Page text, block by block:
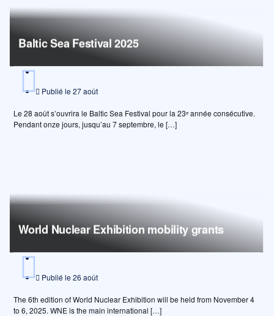
Baltic Sea Festival 2025
Publié le 27 août
Le 28 août s’ouvrira le Baltic Sea Festival pour la 23ᵉ année consécutive.
Pendant onze jours, jusqu’au 7 septembre, le […]
World Nuclear Exhibition mobility grants
Publié le 26 août
The 6th edition of World Nuclear Exhibition will be held from November 4
to 6, 2025. WNE is the main international […]